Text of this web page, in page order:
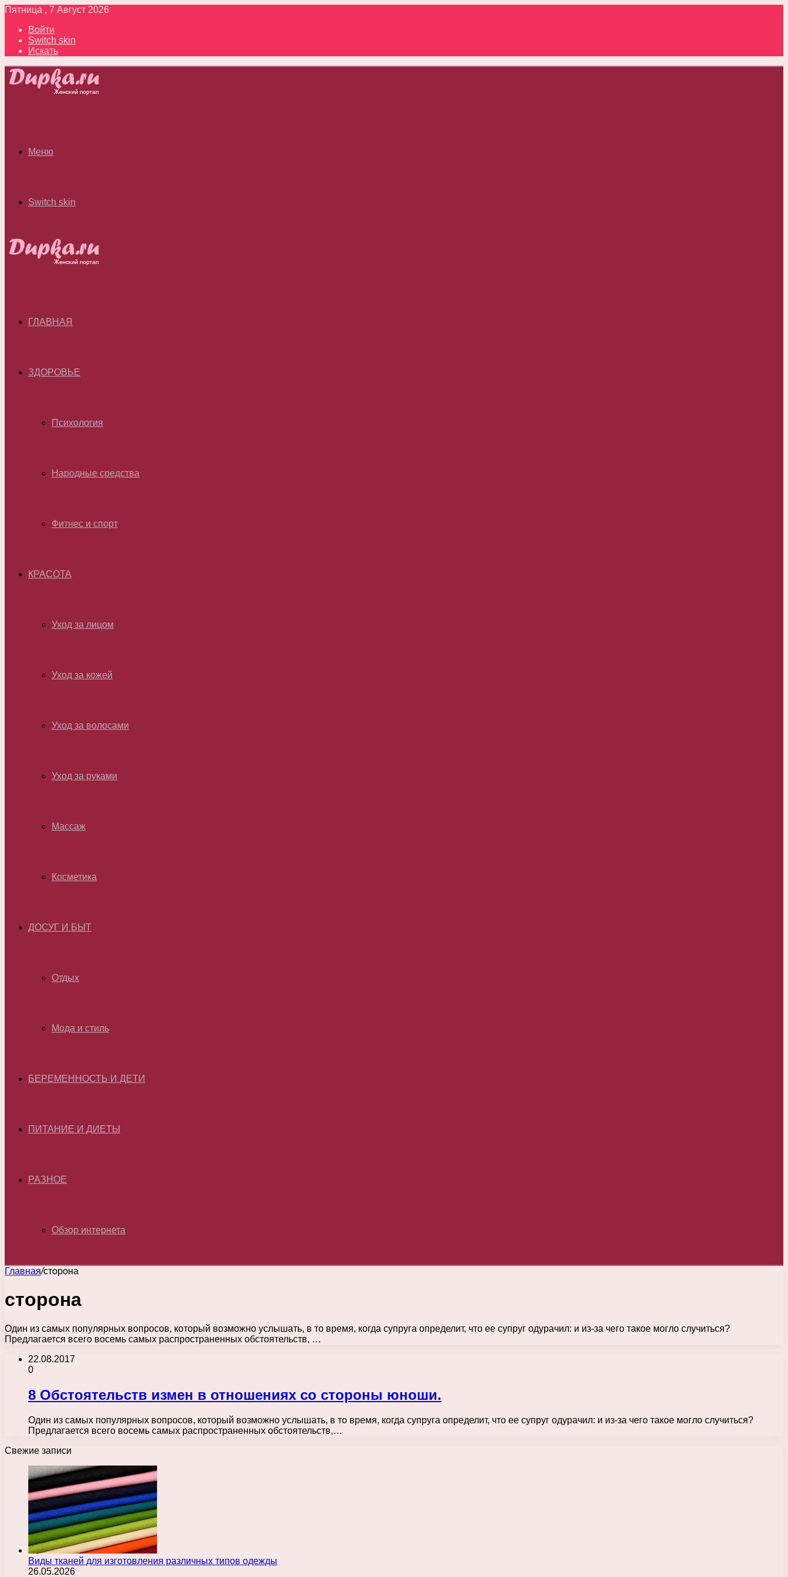
Пятница , 7 Август 2026
Войти
Switch skin
Искать
Меню
Switch skin
ГЛАВНАЯ
ЗДОРОВЬЕ
Психология
Народные средства
Фитнес и спорт
КРАСОТА
Уход за лицом
Уход за кожей
Уход за волосами
Уход за руками
Массаж
Косметика
ДОСУГ И БЫТ
Отдых
Мода и стиль
БЕРЕМЕННОСТЬ И ДЕТИ
ПИТАНИЕ И ДИЕТЫ
РАЗНОЕ
Обзор интернета
Главная/сторона
сторона
Один из самых популярных вопросов, который возможно услышать, в то время, когда супруга определит, что ее супруг одурачил: и из-за чего такое могло случиться?
Предлагается всего восемь самых распространенных обстоятельств, …
22.08.2017
0
8 Обстоятельств измен в отношениях со стороны юноши.
Один из самых популярных вопросов, который возможно услышать, в то время, когда супруга определит, что ее супруг одурачил: и из-за чего такое могло случиться?
Предлагается всего восемь самых распространенных обстоятельств,…
Свежие записи
Виды тканей для изготовления различных типов одежды
26.05.2026